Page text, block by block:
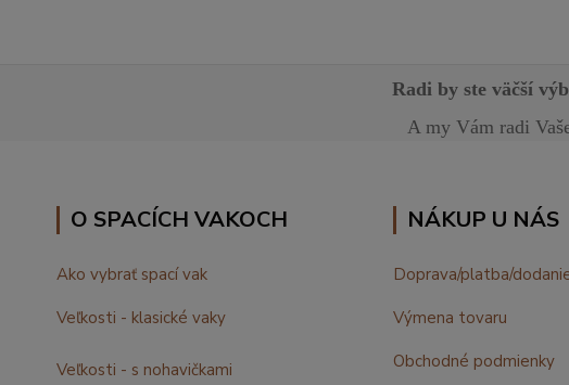
Radi by ste väčší
A my Vám radi
O SPACÍCH VAKOCH
Ako vybrať spací vak
Veľkosti - klasické vaky
Veľkosti - s nohavičkami
NÁKUP U NÁS
Doprava/platba/
Výmena tovaru
Obchodné podmienky